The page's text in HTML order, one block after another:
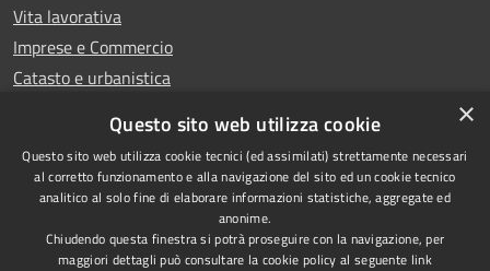
Vita lavorativa
Imprese e Commercio
Catasto e urbanistica
Giustizia e sicurezza pubblica
Tributi,finanze e contravvenzioni
×
Questo sito web utilizza cookie
Questo sito web utilizza cookie tecnici (ed assimilati) strettamente necessari
al corretto funzionamento e alla navigazione del sito ed un cookie tecnico
analitico al solo fine di elaborare informazioni statistiche, aggregate ed
anonime.
Chiudendo questa finestra si potrà proseguire con la navigazione, per
maggiori dettagli può consultare la cookie policy al seguente link